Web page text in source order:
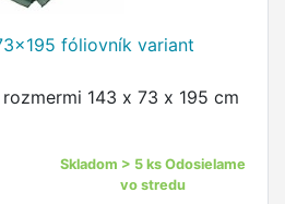
fóliovník variant
143 x 73 x 195 cm
Skladom > 5 ks Odosielame
vo stredu